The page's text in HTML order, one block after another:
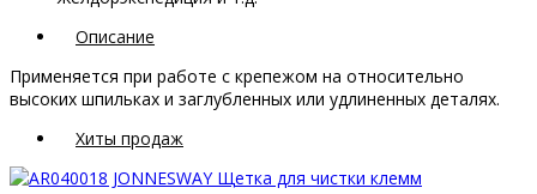
Описание
Применяется при работе с крепежом на относительно
высоких шпильках и заглубленных или удлиненных деталях.
Хиты продаж